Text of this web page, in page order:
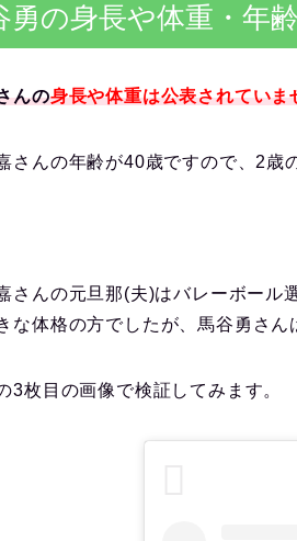
勇の身長や体重・年
んの身長や体重は公表されていま
さんの年齢が40歳ですので、2歳
さんの元旦那(夫)はバレーボール
な体格の方でしたが、馬谷勇さん
3枚目の画像で検証してみます。